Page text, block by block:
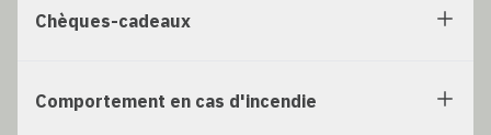
Chèques-cadeaux
Comportement en cas d'incendie